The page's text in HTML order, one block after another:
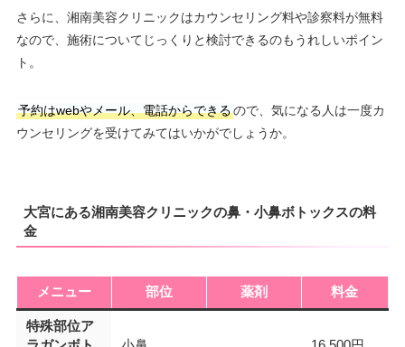
さらに、湘南美容クリニックはカウンセリング料や診察料が無料
なので、施術についてじっくりと検討できるのもうれしいポイン
ト。
予約はwebやメール、電話からできるので、気になる人は一度カ
ウンセリングを受けてみてはいかがでしょうか。
大宮にある湘南美容クリニックの鼻・小鼻ボトックスの料
金
メニュー 部位 薬剤 料金
特殊部位ア